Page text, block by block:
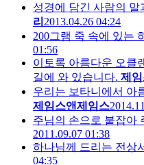
성경에 담긴 사람의
리 2013.04.26 04:24
200그램 죽 속에 있는
01:56
이토록 아름다운 오클
길에 와 있습니다. 제
우리는 보타니에서 아
제임스앤제임스
주님의 손으로 붙잡아
2011.09.07 01:38
하나님께 드리는 전상
04:35